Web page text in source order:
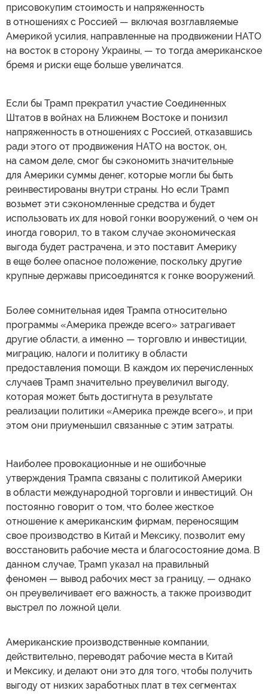
присовокупим стоимость и напряженность
в отношениях с Россией — включая возглавляемые
Америкой усилия, направленные на продвижении НАТО
на восток в сторону Украины, — то тогда американское
бремя и риски еще больше увеличатся.
Если бы Трамп прекратил участие Соединенных
Штатов в войнах на Ближнем Востоке и понизил
напряженность в отношениях с Россией, отказавшись
ради этого от продвижения НАТО на восток, он,
на самом деле, смог бы сэкономить значительные
для Америки суммы денег, которые могли бы быть
реинвестированы внутри страны. Но если Трамп
возьмет эти сэкономленные средства и будет
использовать их для новой гонки вооружений, о чем он
иногда говорил, то в таком случае экономическая
выгода будет растрачена, и это поставит Америку
в еще более опасное положение, поскольку другие
крупные державы присоединятся к гонке вооружений.
Более сомнительная идея Трампа относительно
программы «Америка прежде всего» затрагивает
другие области, а именно — торговлю и инвестиции,
миграцию, налоги и политику в области
предоставления помощи. В каждом их перечисленных
случаев Трамп значительно преувеличил выгоду,
которая может быть достигнута в результате
реализации политики «Америка прежде всего», и при
этом они приуменьшил связанные с этим затраты.
Наиболее провокационные и не ошибочные
утверждения Трампа связаны с политикой Америки
в области международной торговли и инвестиций. Он
постоянно говорит о том, что более жесткое
отношение к американским фирмам, переносящим
свое производство в Китай и Мексику, позволит ему
восстановить рабочие места и благосостояние дома. В
данном случае, Трамп указал на правильный
феномен — вывод рабочих мест за границу, — однако
он преувеличивает его важность, а также производит
выстрел по ложной цели.
Американские производственные компании,
действительно, переводят рабочие места в Китай
и Мексику, и делают они это для того, чтобы получить
выгоду от низких заработных плат в тех сегментах